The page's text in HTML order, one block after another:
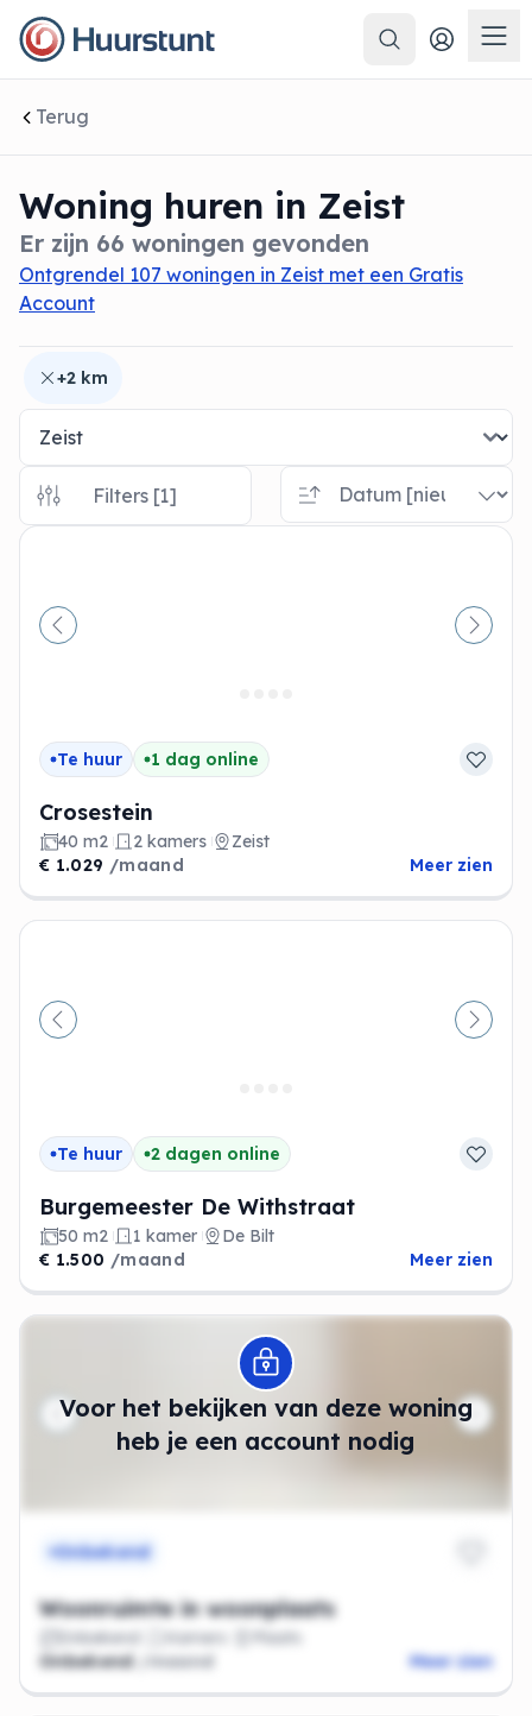
Zoeken
Terug
Woning huren in Zeist
Er zijn 66 woningen gevonden
Ontgrendel 107 woningen in Zeist met een Gratis
Account
sluiten
+2 km
Filters [1]
Vorige
Te huur 1 dag online
Crosestein
40 m2 2 kamers
Zeist
€ 1.029 /maand Meer zien
Vorige
Te huur 2 dagen online
Burgemeester De Withstraat
50 m2 1 kamer
De Bilt
€ 1.500 /maand Meer zien
Voor het bekijken van deze woning
heb je een account nodig
Modal openen
Onbekend
Woonruimte in woonplaats
Onbekend Kamers
Plaats
Onbekend
/maand Meer zien